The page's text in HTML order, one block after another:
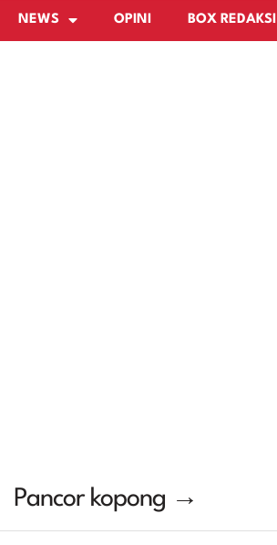
NEWS OPINI BOX REDAKSI
Pancor kopong →